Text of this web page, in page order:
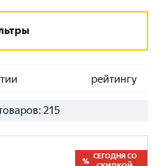
рейтингу
215
СЕГОДНЯ СО